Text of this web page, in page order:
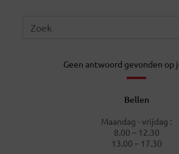
Geen antwoord gevonden op
Bellen
Maandag - vrijdag :
8.00 – 12.30
13.00 – 17.30